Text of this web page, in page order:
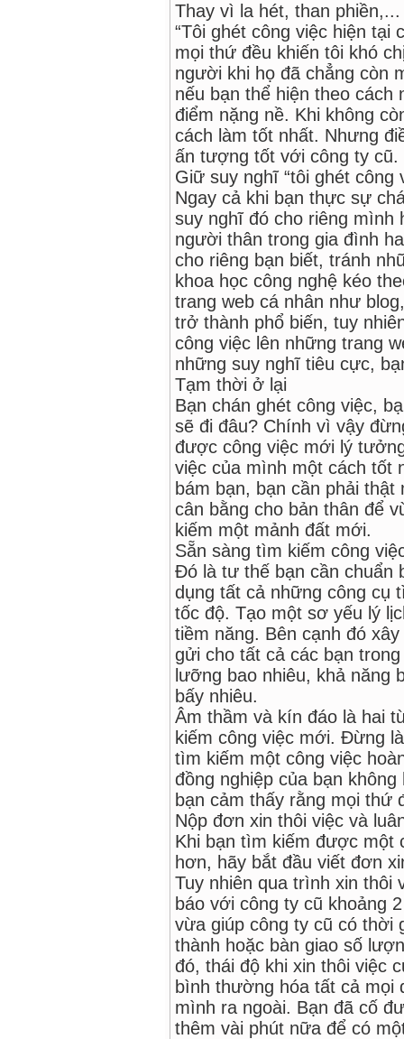
Thay vì la hét, than
“Tôi ghét công việc hiện tại
mọi thứ đều khiến tôi khó
người khi họ đã chẳng còn
nếu bạn thể hiện theo
điểm nặng nề. Khi không
cách làm tốt nhất. Nhưng
ấn tượng tốt với công ty cũ.
Giữ suy nghĩ “tôi ghét công
Ngay cả khi bạn thực sự
suy nghĩ đó cho riêng mình
người thân trong gia đình
cho riêng bạn biết, tránh
khoa học công nghệ kéo
trang web cá nhân như
trở thành phổ biến, tuy
công việc lên những trang
những suy nghĩ tiêu cực,
Tạm thời ở lại
Bạn chán ghét công việc,
sẽ đi đâu? Chính vì vậy
được công việc mới lý
việc của mình một cách tốt
bám bạn, bạn cần phải thật
cân bằng cho bản thân để
kiếm một mảnh đất mới.
Sẵn sàng tìm kiếm công
Đó là tư thế bạn cần chuẩn
dụng tất cả những công cụ
tốc độ. Tạo một sơ yếu lý
tiềm năng. Bên cạnh đó
gửi cho tất cả các bạn
lưỡng bao nhiêu, khả năng
bấy nhiêu.
Âm thầm và kín đáo là hai
kiếm công việc mới. Đừng
tìm kiếm một công việc
đồng nghiệp của bạn
bạn cảm thấy rằng mọi thứ
Nộp đơn xin thôi việc và
Khi bạn tìm kiếm được một
hơn, hãy bắt đầu viết đơn
Tuy nhiên qua trình xin thôi
báo với công ty cũ khoảng
vừa giúp công ty cũ có thời
thành hoặc bàn giao số
đó, thái độ khi xin thôi việc
bình thường hóa tất cả mọi
mình ra ngoài. Bạn đã cố
thêm vài phút nữa để có